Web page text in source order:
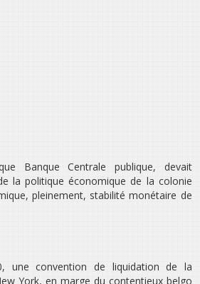
Banque Centrale publique, devait
la politique économique de la colonie
pleinement, stabilité monétaire de
une convention de liquidation de la
York, en marge du contentieux belgo